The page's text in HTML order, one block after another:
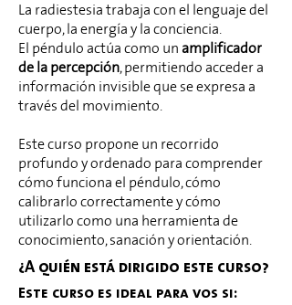
La radiestesia trabaja con el lenguaje del
cuerpo, la energía y la conciencia.
El péndulo actúa como un amplificador
de la percepción, permitiendo acceder a
información invisible que se expresa a
través del movimiento.
Este curso propone un recorrido
profundo y ordenado para comprender
cómo funciona el péndulo, cómo
calibrarlo correctamente y cómo
utilizarlo como una herramienta de
conocimiento, sanación y orientación.
¿A quién está dirigido este curso?
Este curso es ideal para vos si: